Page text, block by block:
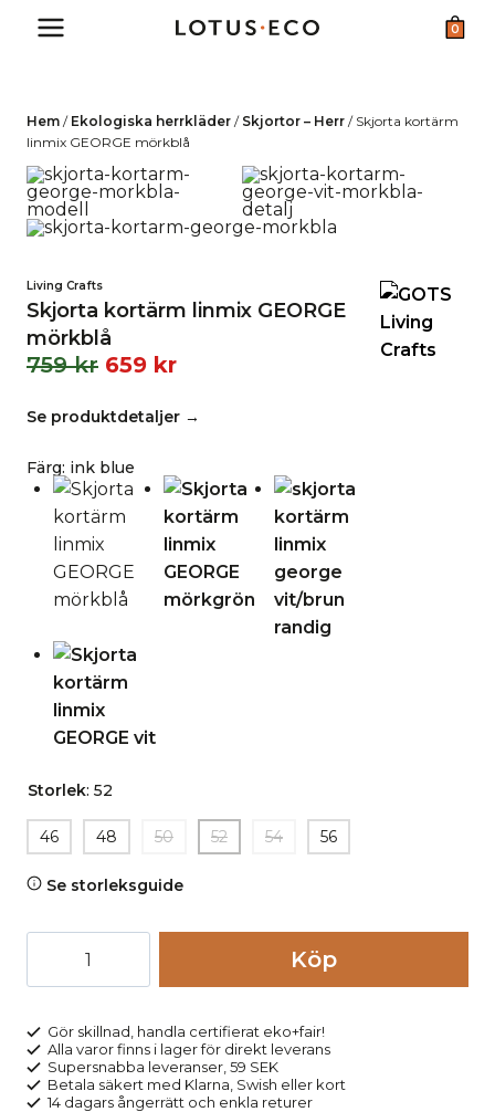
0
Hem / Ekologiska herrkläder / Skjortor – Herr / Skjorta kortärm
linmix GEORGE mörkblå
Living Crafts
Skjorta kortärm linmix GEORGE
mörkblå
759kr 659 kr
Se produktdetaljer →
Färg: ink blue
Storlek: 52
46 48 50 52 54 56
Se storleksguide
kortärm
GEORGE
mörkblå
mängd
Köp
Gör skillnad, handla certifierat eko+fair!
Alla varor finns i lager för direkt leverans
Supersnabba leveranser, 59 SEK
Betala säkert med Klarna, Swish eller kort
14 dagars ångerrätt och enkla returer